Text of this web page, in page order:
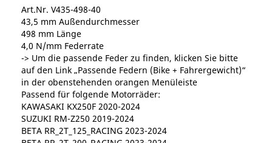
Art.Nr. V435-498-40
43,5 mm Außendurchmesser
498 mm Länge
4,0 N/mm Federrate
-> Um die passende Feder zu finden, klicken Sie bitte
auf den Link „Passende Federn (Bike + Fahrergewicht)“
in der obenstehenden orangen Menüleiste
Passend für folgende Motorräder:
KAWASAKI KX250F 2020-2024
SUZUKI RM-Z250 2019-2024
BETA RR_2T_125_RACING 2023-2024